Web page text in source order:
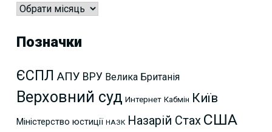
Архіви
Позначки
ЄСПЛ АПУ ВРУ Велика Британія
Верховний суд Интернет Кабмін Київ
Міністерство юстиції НАЗК Назарій Стах США